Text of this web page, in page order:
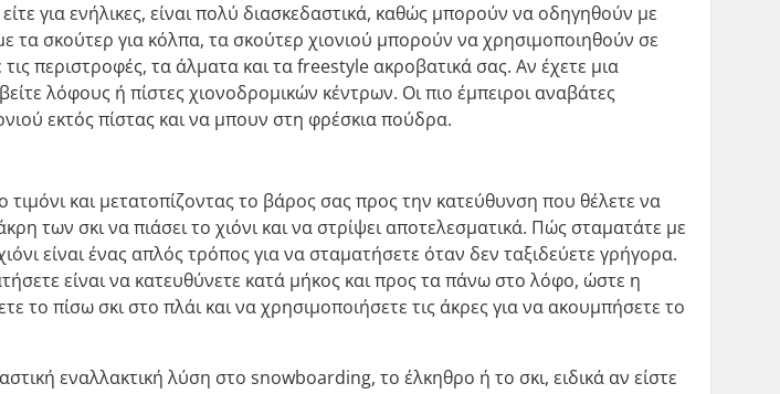
είτε για ενήλικες, είναι πολύ διασκεδαστικά, καθώς μπορούν να οδηγηθούν με
τα σκούτερ για κόλπα, τα σκούτερ χιονιού μπορούν να χρησιμοποιηθούν σε
περιστροφές, τα άλματα και τα freestyle ακροβατικά σας. Αν έχετε μια
λόφους ή πίστες χιονοδρομικών κέντρων. Οι πιο έμπειροι αναβάτες
εκτός πίστας και να μπουν στη φρέσκια πούδρα.
τιμόνι και μετατοπίζοντας το βάρος σας προς την κατεύθυνση που θέλετε να
των σκι να πιάσει το χιόνι και να στρίψει αποτελεσματικά. Πώς σταματάτε με
είναι ένας απλός τρόπος για να σταματήσετε όταν δεν ταξιδεύετε γρήγορα.
είναι να κατευθύνετε κατά μήκος και προς τα πάνω στο λόφο, ώστε η
το πίσω σκι στο πλάι και να χρησιμοποιήσετε τις άκρες για να ακουμπήσετε το
εναλλακτική λύση στο snowboarding, το έλκηθρο ή το σκι, ειδικά αν είστε